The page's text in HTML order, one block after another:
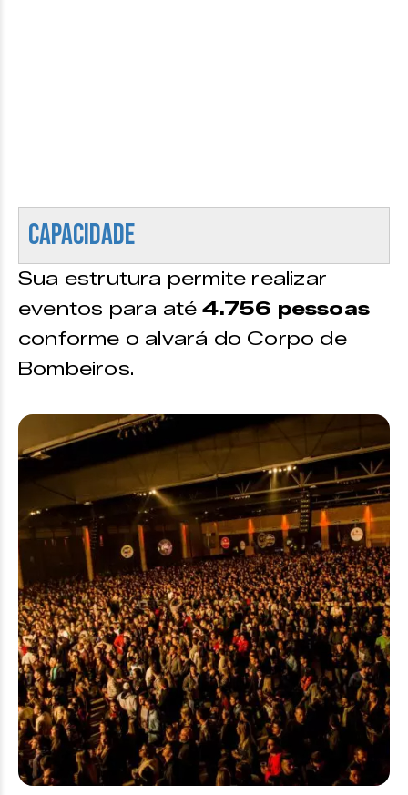
Capacidade
Sua estrutura permite realizar
eventos para até4.756 pessoas
conforme o alvará do Corpo de
Bombeiros.